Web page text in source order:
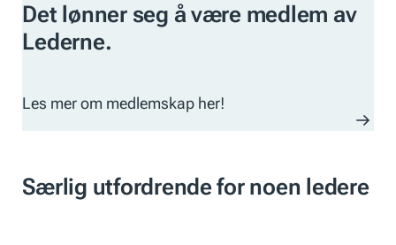
Det lønner seg å være medlem av
Lederne.
Les mer om medlemskap her!
Særlig utfordrende for noen ledere